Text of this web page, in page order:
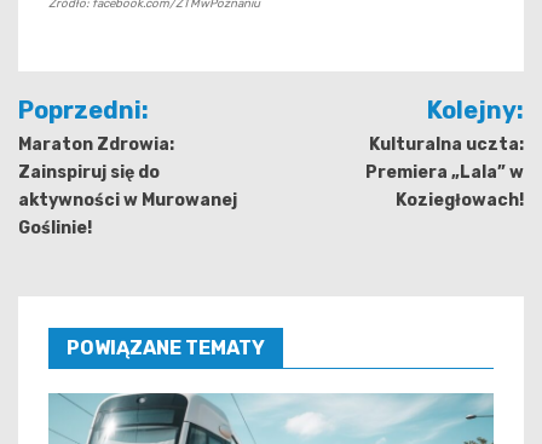
Źródło: facebook.com/ZTMwPoznaniu
Nawigacja
wpisu
Poprzedni:
Maraton Zdrowia:
Zainspiruj się do
aktywności w Murowanej
Goślinie!
Kolejny:
Kulturalna uczta:
Premiera „Lala” w
Koziegłowach!
POWIĄZANE TEMATY